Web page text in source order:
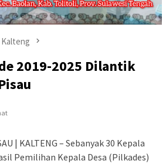
Kalteng
2019-2025 Dilantik
| KALTENG – Sebanyak 30 Kepala
Pemilihan Kepala Desa (Pilkades)